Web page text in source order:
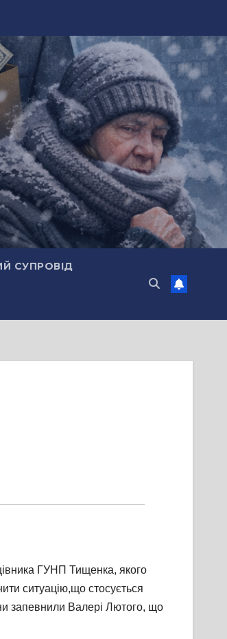
СУПРОВІД
ГУНП Тищенка, якого
ситуацію,що стосується
запевнили Валері Лютого, що